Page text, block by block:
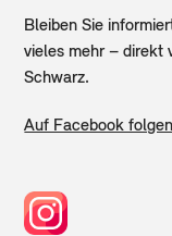
Bleiben Sie
vieles mehr – direkt
Schwarz.
Auf Facebook folgen